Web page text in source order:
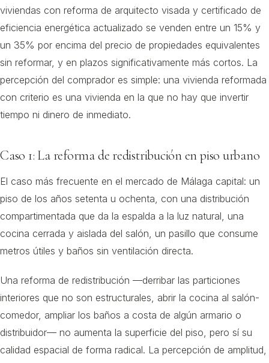
viviendas con reforma de arquitecto visada y certificado de
eficiencia energética actualizado se venden entre un 15% y
un 35% por encima del precio de propiedades equivalentes
sin reformar, y en plazos significativamente más cortos. La
percepción del comprador es simple: una vivienda reformada
con criterio es una vivienda en la que no hay que invertir
tiempo ni dinero de inmediato.
Caso 1: La reforma de redistribución en piso urbano
El caso más frecuente en el mercado de Málaga capital: un
piso de los años setenta u ochenta, con una distribución
compartimentada que da la espalda a la luz natural, una
cocina cerrada y aislada del salón, un pasillo que consume
metros útiles y baños sin ventilación directa.
Una reforma de redistribución —derribar las particiones
interiores que no son estructurales, abrir la cocina al salón-
comedor, ampliar los baños a costa de algún armario o
distribuidor— no aumenta la superficie del piso, pero sí su
calidad espacial de forma radical. La percepción de amplitud,